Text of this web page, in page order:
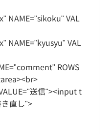
NAME="sikoku" VAL
NAME="kyusyu" VAL
ROWS
送信"><input t
直し">